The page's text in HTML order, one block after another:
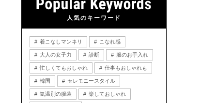
人気のキーワード
着こなしマンネリ こなれ感
大人の女子力 診断 服のお手入れ
忙しくてもおしゃれ 仕事もおしゃれも
韓国 セレモニースタイル
気温別の服装 楽しておしゃれ